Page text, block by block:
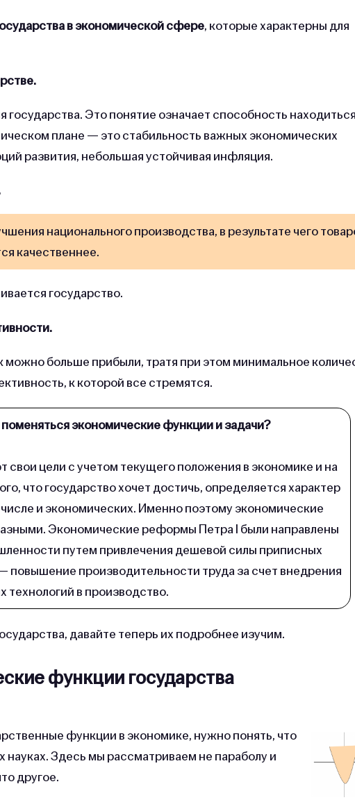
в экономической сфере, которые характерны для
Это понятие означает способность
плане — это стабильность важных экономических
развития, небольшая устойчивая инфляция.
национального производства, в результате чего
качественнее.
государство.
можно больше прибыли, тратя при этом минимальное
к которой все стремятся.
поменяться экономические функции и задачи?
свои цели с учетом текущего положения в экономике и на
что государство хочет достичь, определяется характер
и экономических. Именно поэтому экономические
Экономические реформы Петра I были направлены
путем привлечения дешевой силы приписных
повышение производительности труда за счет внедрения
технологий в производство.
давайте теперь их подробнее изучим.
функции государства
функции в экономике, нужно понять, что
Здесь мы рассматриваем не параболу и
другое.